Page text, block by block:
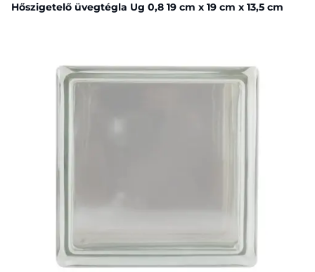
Hőszigetelő üvegtégla Ug 0,8 19 cm x 19 cm x 13,5 cm